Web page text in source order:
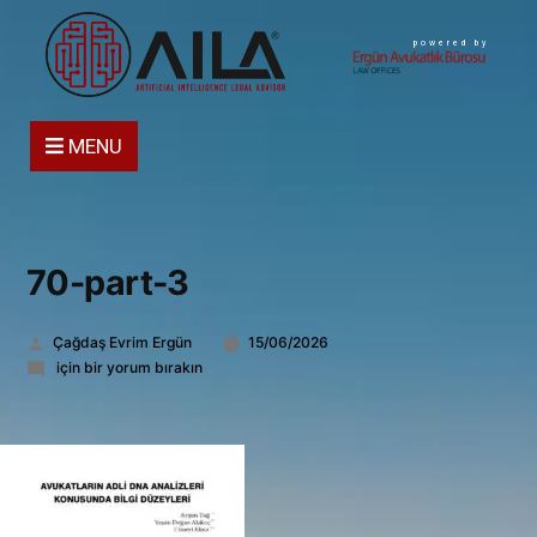
powered by
MENU
70-part-3
Gönderen:
Çağdaş Evrim Ergün
15/06/2026
70-
için bir yorum bırakın